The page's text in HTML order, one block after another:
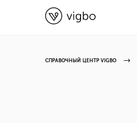
СПРАВОЧНЫЙ ЦЕНТР VIGBO